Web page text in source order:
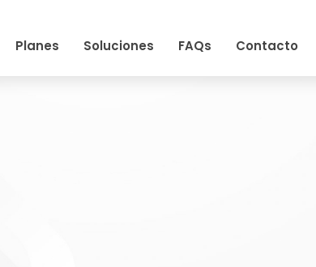
Planes Soluciones FAQs Contacto